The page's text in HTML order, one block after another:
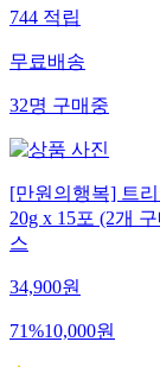
744적립
무료배송
32명구매중
[만원의행복] 트
20g x 15포 (2개
스
34,900원
71%10,000원